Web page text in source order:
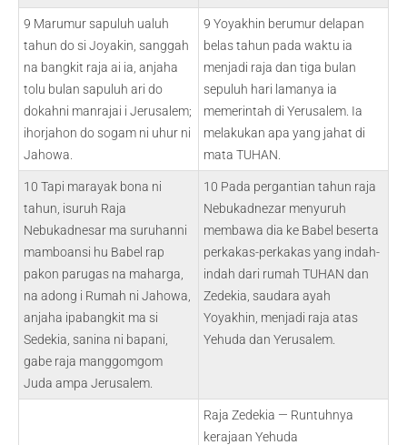
9 Marumur sapuluh ualuh
tahun do si Joyakin, sanggah
na bangkit raja ai ia, anjaha
tolu bulan sapuluh ari do
dokahni manrajai i Jerusalem;
ihorjahon do sogam ni uhur ni
Jahowa.
9 Yoyakhin berumur delapan
belas tahun pada waktu ia
menjadi raja dan tiga bulan
sepuluh hari lamanya ia
memerintah di Yerusalem. Ia
melakukan apa yang jahat di
mata TUHAN.
10 Tapi marayak bona ni
tahun, isuruh Raja
Nebukadnesar ma suruhanni
mamboansi hu Babel rap
pakon parugas na maharga,
na adong i Rumah ni Jahowa,
anjaha ipabangkit ma si
Sedekia, sanina ni bapani,
gabe raja manggomgom
Juda ampa Jerusalem.
10 Pada pergantian tahun raja
Nebukadnezar menyuruh
membawa dia ke Babel beserta
perkakas-perkakas yang indah-
indah dari rumah TUHAN dan
Zedekia, saudara ayah
Yoyakhin, menjadi raja atas
Yehuda dan Yerusalem.
Raja Zedekia — Runtuhnya
kerajaan Yehuda